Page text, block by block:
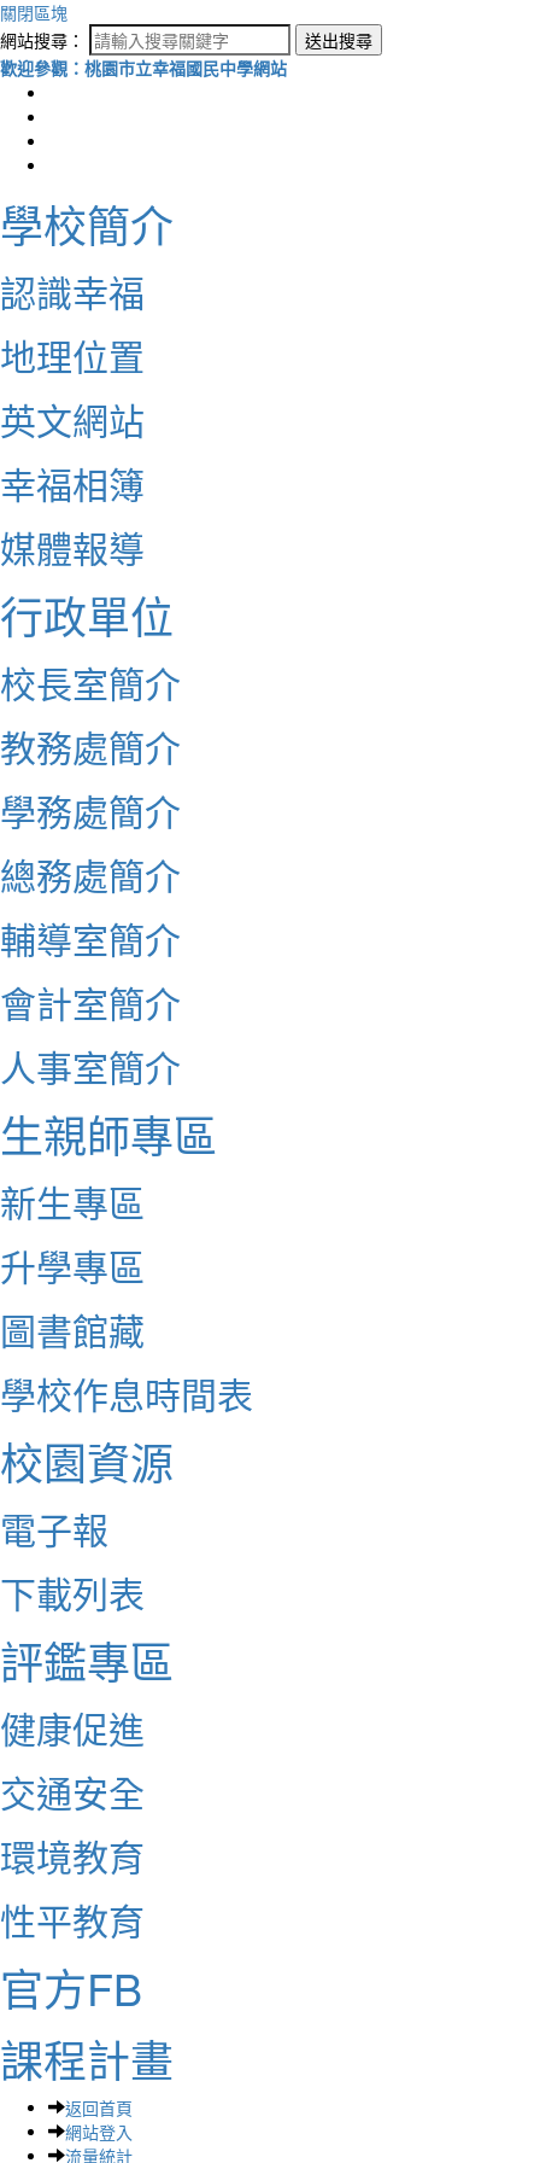
關閉區塊
網站搜尋：
送出搜尋
歡迎參觀：桃園市立幸福國民中學網站
學校簡介
認識幸福
地理位置
英文網站
幸福相簿
媒體報導
行政單位
校長室簡介
教務處簡介
學務處簡介
總務處簡介
輔導室簡介
會計室簡介
人事室簡介
生親師專區
新生專區
升學專區
圖書館藏
學校作息時間表
校園資源
電子報
下載列表
評鑑專區
健康促進
交通安全
環境教育
性平教育
官方FB
課程計畫
返回首頁
網站登入
流量統計